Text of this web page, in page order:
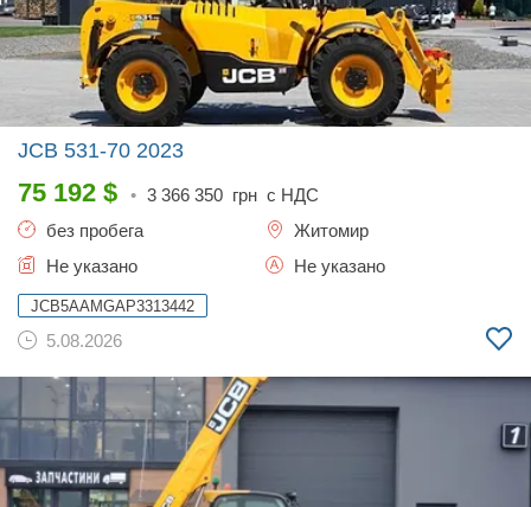
JCB 531-70 2023
75 192 $ • 3 366 350 грн с НДС
без пробега
Житомир
Не указано
Не указано
JCB5AAMGAP3313442
5.08.2026